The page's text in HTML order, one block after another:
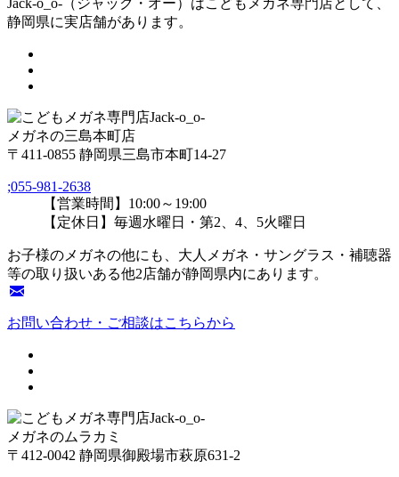
静岡県に実店舗があります。
メガネの三島本町店
〒411-0855 静岡県三島市本町14-27
;055-981-2638
【営業時間】10:00～19:00
【定休日】毎週水曜日・第2、4、5火曜日
お子様のメガネの他にも、大人メガネ・サングラス・補聴器
等の取り扱いある他2店舗が静岡県内にあります。
お問い合わせ・ご相談はこちらから
メガネのムラカミ
〒412-0042 静岡県御殿場市萩原631-2